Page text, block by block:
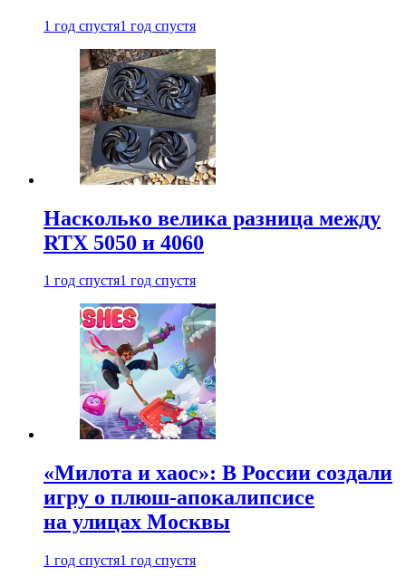
1 год спустя1 год спустя
Насколько велика разница между
RTX 5050 и 4060
1 год спустя1 год спустя
«Милота и хаос»: В России создали
игру о плюш-апокалипсисе
на улицах Москвы
1 год спустя1 год спустя